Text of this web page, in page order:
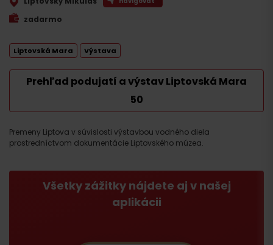
Premeny Liptova v súvislosti výstavbou vodného diela
prostredníctvom dokumentácie Liptovského múzea.
Všetky zážitky nájdete aj v našej
aplikácii
zadarmo
Liptovská Mara Výstava
Prehľad podujatí a výstav Liptovská Mara
50